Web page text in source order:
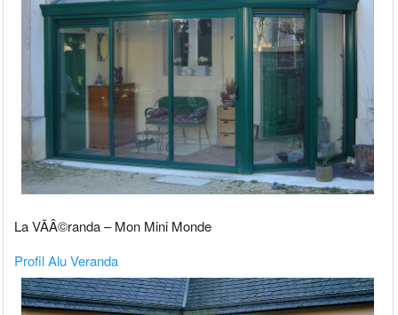
La VÃÂ©randa – Mon Mini Monde
Profil Alu Veranda